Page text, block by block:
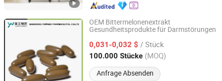
OEM Bittermelonenextrakt
Gesundheitsprodukte für Darmstörungen
0,031-0,032 $ / Stück
100.000 Stücke (MOQ)
Anfrage Absenden
Shandong Yuwang Pharmaceutical Co., Ltd.
Shandong, China Seit 2013